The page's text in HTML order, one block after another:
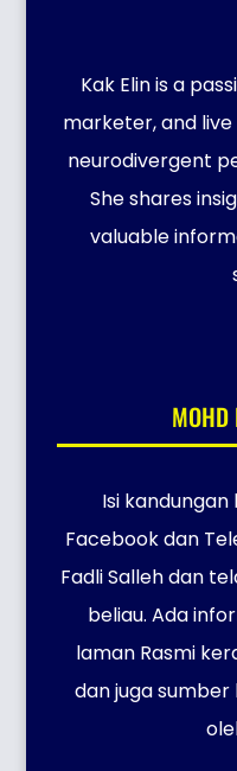
Kak Elin is a
marketer, and
neurodivergent
She shares
valuable
MOHD
Isi
Facebook dan
Fadli Salleh dan
beliau. Ada
laman Rasmi
dan juga sumber